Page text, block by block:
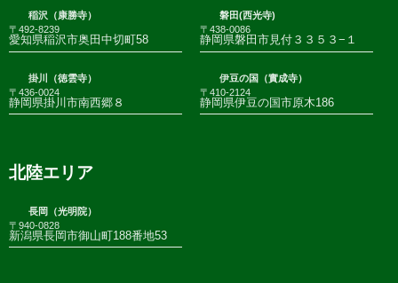
稲沢（康勝寺）
〒492-8239
愛知県稲沢市奥田中切町58
磐田(西光寺)
〒438-0086
静岡県磐田市見付３３５３−１
掛川（徳雲寺）
〒436-0024
静岡県掛川市南西郷８
伊豆の国（實成寺）
〒410-2124
静岡県伊豆の国市原木186
北陸エリア
長岡（光明院）
〒940-0828
新潟県長岡市御山町188番地53